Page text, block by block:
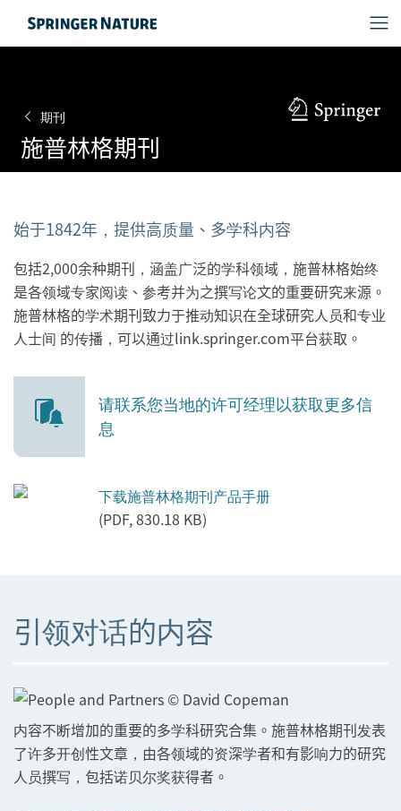
期刊
施普林格期刊
始于1842年，提供高质量、多学科内容
包括2,000余种期刊，涵盖广泛的学科领域，施普林格始终
是各领域专家阅读、参考并为之撰写论文的重要研究来源。
施普林格的学术期刊致力于推动知识在全球研究人员和专业
人士间 的传播，可以通过link.springer.com平台获取。
请联系您当地的许可经理以获取更多信
息
下载施普林格期刊产品手册
(PDF, 830.18 KB)
引领对话的内容
内容不断增加的重要的多学科研究合集。施普林格期刊发表
了许多开创性文章，由各领域的资深学者和有影响力的研究
人员撰写，包括诺贝尔奖获得者。